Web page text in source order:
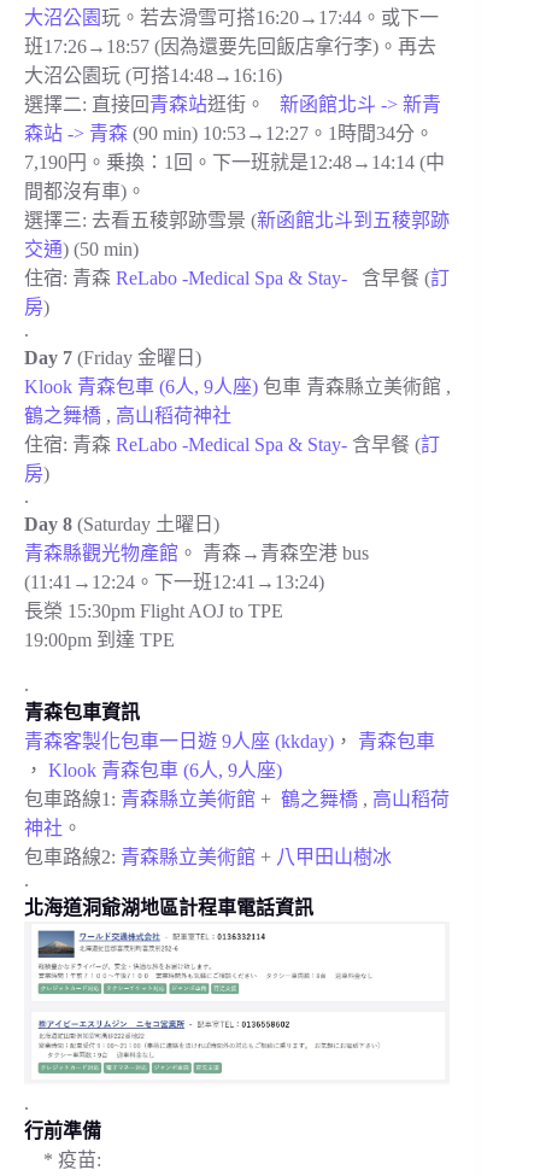
大沼公園玩。若去滑雪可搭16:20→17:44。或下一
班17:26→18:57 (因為還要先回飯店拿行李)。再去
大沼公園玩 (可搭14:48→16:16)
選擇二: 直接回 青森站逛街。
新函館北斗 -> 新青
森站 -> 青森 (90 min) 10:53→12:27。1時間34分。
7,190円。乗換：1回。下一班就是12:48→14:14 (中
間都沒有車)。
選擇三: 去看五稜郭跡雪景 (新函館北斗到五稜郭跡
交通) (50 min)
住宿: 青森 ReLabo -Medical Spa & Stay- 含早餐 (訂
房)
.
Day 7 (Friday 金曜日)
Klook 青森包車 (6人, 9人座) 包車 青森縣立美術館 ,
鶴之舞橋 , 高山稻荷神社
住宿: 青森 ReLabo -Medical Spa & Stay- 含早餐 (訂
房)
.
Day 8 (Saturday 土曜日)
青森縣觀光物產館 。 青森→青森空港 bus
(11:41→12:24。下一班12:41→13:24)
長榮 15:30pm Flight AOJ to TPE
19:00pm 到達 TPE
.
青森包車資訊
青森客製化包車一日遊 9人座 (kkday) ， 青森包車
， Klook 青森包車 (6人, 9人座)
包車路線1: 青森縣立美術館 + 鶴之舞橋 , 高山稻荷
神社 。
包車路線2: 青森縣立美術館 + 八甲田山樹冰
.
北海道洞爺湖地區計程車電話資訊
.
行前準備
* 疫苗: